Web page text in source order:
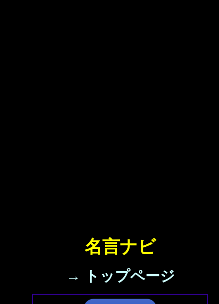
名言ナビ
→ トップページ